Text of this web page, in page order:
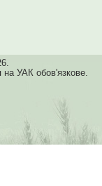
на УАК обов'язкове.